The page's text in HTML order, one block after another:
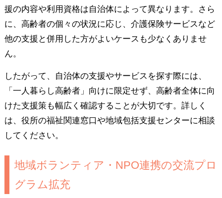
援の内容や利用資格は自治体によって異なります。さら
に、高齢者の個々の状況に応じ、介護保険サービスなど
他の支援と併用した方がよいケースも少なくありませ
ん。
したがって、自治体の支援やサービスを探す際には、
「一人暮らし高齢者」向けに限定せず、高齢者全体に向
けた支援策も幅広く確認することが大切です。詳しく
は、役所の福祉関連窓口や地域包括支援センターに相談
してください。
地域ボランティア・NPO連携の交流プロ
グラム拡充